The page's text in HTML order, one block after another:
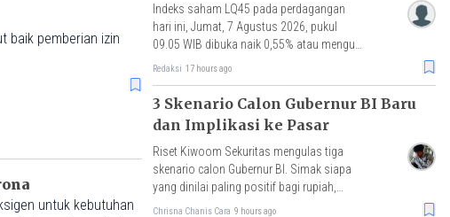
baik pemberian izin
untuk kebutuhan
Indeks saham LQ45 pada perdagangan
hari ini, Jumat, 7 Agustus 2026, pukul
09.05 WIB dibuka naik 0,55% atau menguat
3 poin ke level 634,35.
Redaksi 17 hours ago
3 Skenario Calon Gubernur BI Baru
dan Implikasi ke Pasar
Riset Kiwoom Sekuritas mengulas tiga
skenario calon Gubernur BI. Simak siapa
yang dinilai paling positif bagi rupiah,
IHSG, dan arus modal asing.
Chrisna Chanis Cara 9 hours ago